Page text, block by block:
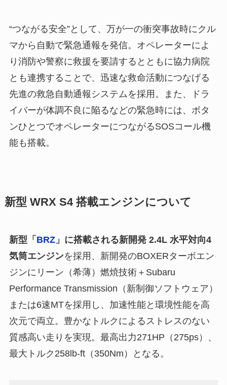
“つながる安全”として、万が一の衝突事故時にクル
マから自動で緊急通報を発信。オペレーターによ
り消防や警察に救援を要請するとともに協力病院
とも連携することで、迅速な救命活動につなげる
先進の救急自動通報システムを採用。また、ドラ
イバーが体調不良に陥るなどの緊急時には、ボタ
ンひとつでオペレーターにつながるSOSコール機
能も搭載。
新型 WRX S4 搭載エンジンについて
新型「 BRZ」に搭載される新開発 2.4L 水平対向4
気筒エンジンを採用、新開発のBOXERターボエン
ジンにリーン（希薄）燃焼技術＋Subaru
Performance Transmission（新制御ソフトウェア）
または6速MTを採用し、加速性能と環境性能を高
次元で両立。豊かなトルクによるストレスのない
質感高い走りを実現。最高出力271HP（275ps）、
最大トルク258lb-ft（350Nm）となる。